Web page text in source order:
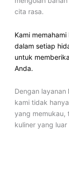
cita rasa.
Kami
dalam setiap
untuk
Anda.
Dengan layanan
kami tidak
yang memukau,
kuliner yang luar